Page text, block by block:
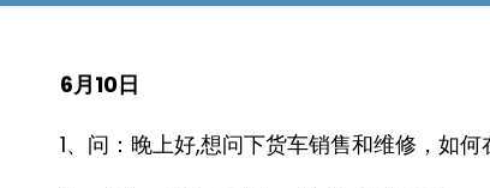
6月10日
1、问：晚上好,想问下货车销售和维修，如